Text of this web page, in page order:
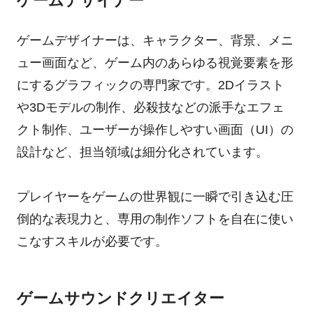
ゲームデザイナーは、キャラクター、背景、メニ
ュー画面など、ゲーム内のあらゆる視覚要素を形
にするグラフィックの専門家です。2Dイラスト
や3Dモデルの制作、必殺技などの派手なエフェ
クト制作、ユーザーが操作しやすい画面（UI）の
設計など、担当領域は細分化されています。
プレイヤーをゲームの世界観に一瞬で引き込む圧
倒的な表現力と、専用の制作ソフトを自在に使い
こなすスキルが必要です。
ゲームサウンドクリエイター